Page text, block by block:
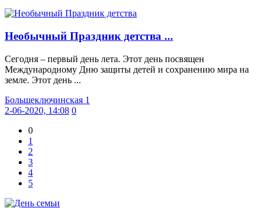
Необычный Праздник детства ...
Сегодня – первый день лета. Этот день посвящен
Международному Дню защиты детей и сохранению мира на
земле. Этот день ...
Большеключинская 1
2-06-2020, 14:08 0
0
1
2
3
4
5